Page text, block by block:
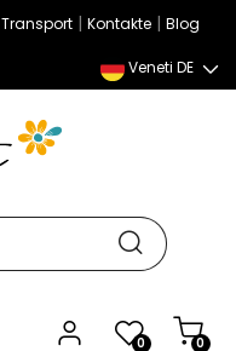
Transport | Kontakte | Blog
Veneti DE
0 0